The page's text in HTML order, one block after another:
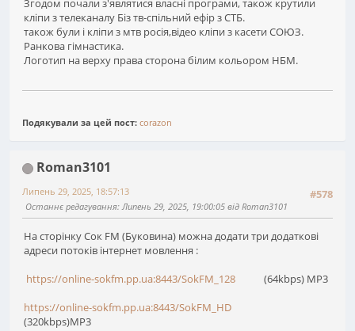
Згодом почали з'являтися власні програми, також крутили
кліпи з телеканалу Біз тв-спільний ефір з СТБ.
також були і кліпи з мтв росія,відео кліпи з касети СОЮЗ.
Ранкова гімнастика.
Логотип на верху права сторона білим кольором НБМ.
Подякували за цей пост: corazon
Roman3101
#578
Липень 29, 2025, 18:57:13
Останнє редагування: Липень 29, 2025, 19:00:05 від Roman3101
На сторінку Сок FM (Буковина) можна додати три додаткові
адреси потоків інтернет мовлення :
https://online-sokfm.pp.ua:8443/SokFM_128 (64kbps) MP3
https://online-sokfm.pp.ua:8443/SokFM_HD
(320kbps)MP3